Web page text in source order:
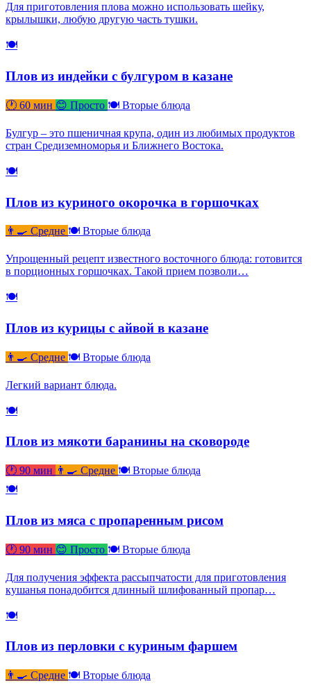
Для приготовления плова можно использовать шейку,
крылышки, любую другую часть тушки.
🍽
Плов из индейки с булгуром в казане
🕐 60 мин 😊 Просто 🍽 Вторые блюда
Булгур – это пшеничная крупа, один из любимых продуктов
стран Средиземноморья и Ближнего Востока.
🍽
Плов из куриного окорочка в горшочках
👨‍🍳 Средне 🍽 Вторые блюда
Упрощенный рецепт известного восточного блюда: готовится
в порционных горшочках. Такой прием позволи…
🍽
Плов из курицы с айвой в казане
👨‍🍳 Средне 🍽 Вторые блюда
Легкий вариант блюда.
🍽
Плов из мякоти баранины на сковороде
🕐 90 мин 👨‍🍳 Средне 🍽 Вторые блюда
🍽
Плов из мяса с пропаренным рисом
🕐 90 мин 😊 Просто 🍽 Вторые блюда
Для получения эффекта рассыпчатости для приготовления
кушанья понадобится длинный шлифованный пропар…
🍽
Плов из перловки с куриным фаршем
👨‍🍳 Средне 🍽 Вторые блюда